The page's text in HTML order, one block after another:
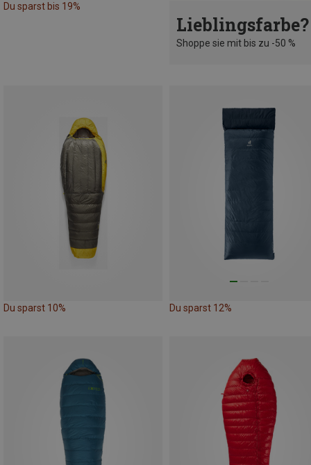
Du sparst bis 19%
Lieblingsfarbe?
Shoppe sie mit bis zu -50 %
Du sparst 10% Du sparst 12%